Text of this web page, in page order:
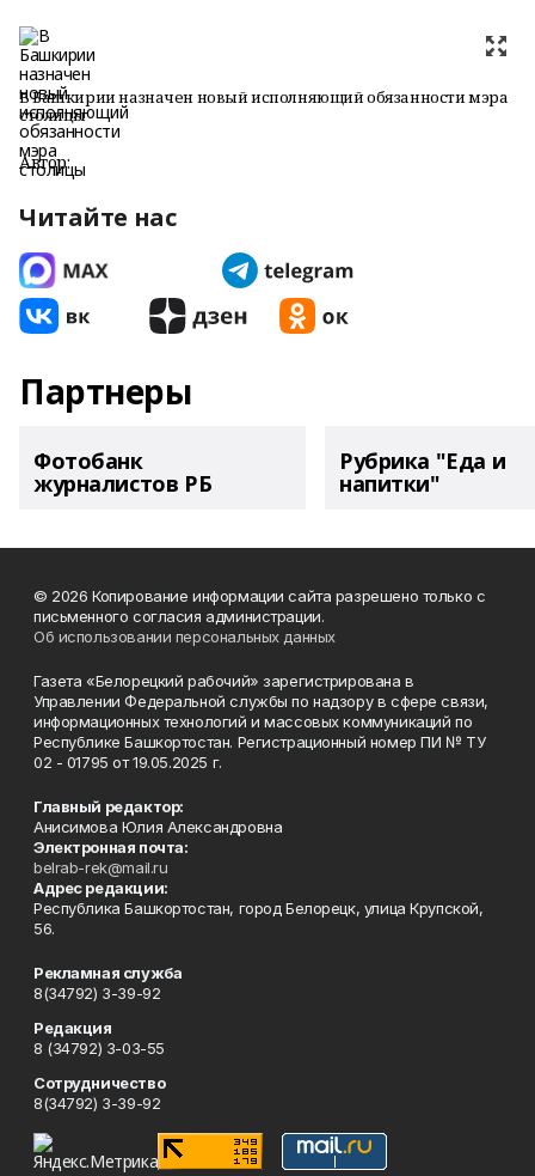
В Башкирии назначен новый исполняющий обязанности мэра
столицы
Автор:
Читайте нас
Партнеры
Фотобанк
журналистов РБ
Рубрика "Еда и
напитки"
© 2026 Копирование информации сайта разрешено только с
письменного согласия администрации.
Об использовании персональных данных
Газета «Белорецкий рабочий» зарегистрирована в
Управлении Федеральной службы по надзору в сфере связи,
информационных технологий и массовых коммуникаций по
Республике Башкортостан. Регистрационный номер ПИ № ТУ
02 - 01795 от 19.05.2025 г.
Главный редактор:
Анисимова Юлия Александровна
Электронная почта:
belrab-rek@mail.ru
Адрес редакции:
Республика Башкортостан, город Белорецк, улица Крупской,
56.
Рекламная служба
8(34792) 3-39-92
Редакция
8 (34792) 3-03-55
Сотрудничество
8(34792) 3-39-92